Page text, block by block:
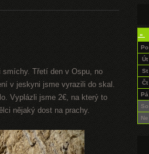
Třetí den v Ospu, no
v jeskyni jsme vyrazili do skal.
Vyplázli jsme 2€, na který to
nějaký dost na prachy.
«
Po
Út
St
Čt
Pá
So
Ne